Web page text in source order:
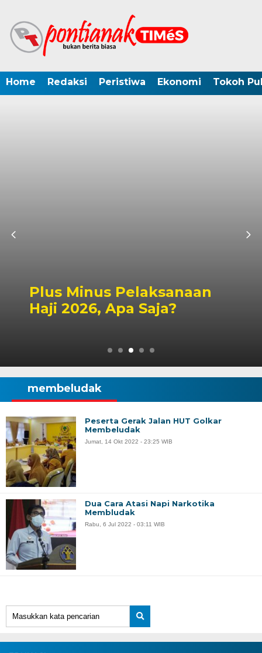
Home Redaksi Peristiwa Ekonomi Tokoh
Singbebas Terbuka untuk
2029
membeludak
Peserta Gerak Jalan HUT Golkar
Membeludak
Jumat, 14 Okt 2022 - 23:25 WIB
Dua Cara Atasi Napi Narkotika
Membludak
Rabu, 6 Jul 2022 - 03:11 WIB